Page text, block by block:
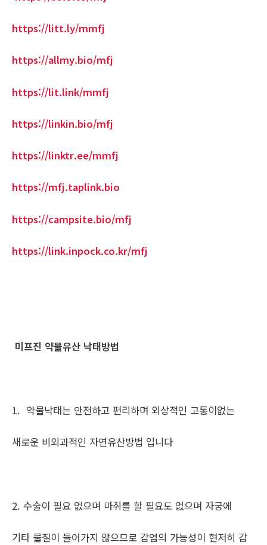
https://litt.ly/mmfj
https://allmy.bio/mfj
https://lit.link/mmfj
https://linkin.bio/mfj
https://linktr.ee/mmfj
https://mfj.taplink.bio
https://campsite.bio/mfj
https://link.inpock.co.kr/mfj
미프진 약물유산 낙태방법
1. 약물낙태는 안전하고 편리하며 외상적인 고통이없는
새로운 비외과적인 자연유산방법 입니다
2. 수술이 필요 없으며 마취를 할 필요도 없으며 자궁에
기타 물질이 들어가지 않으므로 감염의 가능성이 현저히 감